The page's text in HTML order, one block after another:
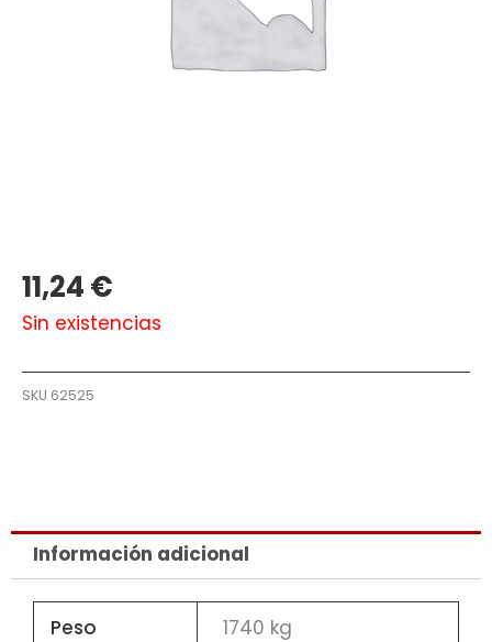
11,24€
Sin existencias
SKU 62525
Información adicional
Peso 1740 kg